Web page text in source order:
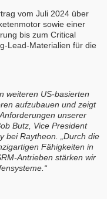
vom Juli 2024 über
sowie einer
bis zum Critical
Lead-Materialien für die
weiteren US-basierten
aufzubauen und zeigt
unserer
Butz, Vice President
bei Raytheon. „Durch die
Fähigkeiten in
Antrieben stärken wir